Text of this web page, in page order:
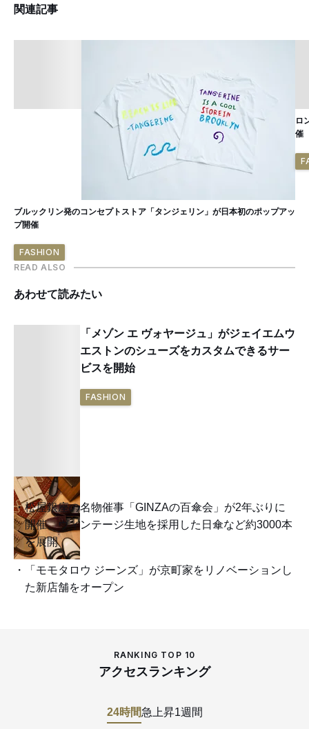
関連記事
ブルックリン発のコンセプトストア「タンジェリン」が日本初のポップアッ
プ開催
FASHION
ロ
催
READ ALSO
あわせて読みたい
「メゾン エ ヴォヤージュ」がジェイエムウ
エストンのシューズをカスタムできるサー
ビスを開始
FASHION
松屋銀座の名物催事「GINZAの百傘会」が2年ぶりに
開催、ヴィンテージ生地を採用した日傘など約3000本
を展開
「モモタロウ ジーンズ」が京町家をリノベーションし
た新店舗をオープン
RANKING TOP 10
アクセスランキング
24時間急上昇1週間